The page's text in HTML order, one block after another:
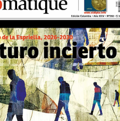
vacunados contra el espanto”,
Clandestino Combat en mayo
años de dolor, sufrimiento y
y se conquista” escribió el 21 de
de París.